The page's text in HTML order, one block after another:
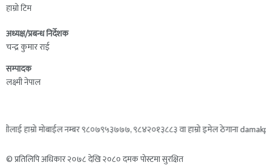
हाम्रो टिम
अध्यक्ष/प्रबन्ध निर्देशक
चन्द्र कुमार राई
सम्पादक
लक्ष्मी नेपाल
हाम्रो मोबाईल नम्बर ९८०७९५३७७७, ९८४२०१३८८३ वा हाम्रो इमेल ठेगाना
© प्रतिलिपि अधिकार २०७८ देखि २०८० दमक पोस्टमा सुरक्षित